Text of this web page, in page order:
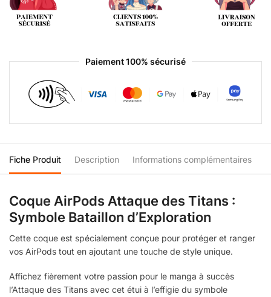
Paiement 100% sécurisé
Fiche Produit Description Informations complémentaires
Coque AirPods Attaque des Titans :
Symbole Bataillon d’Exploration
Cette coque est spécialement conçue pour protéger et ranger
vos AirPods tout en ajoutant une touche de style unique.
Affichez fièrement votre passion pour le manga à succès
l’Attaque des Titans avec cet étui à l’effigie du symbole